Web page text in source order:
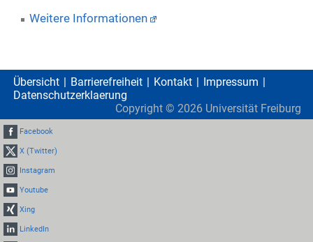
Weitere Informationen
Übersicht Barrierefreiheit Kontakt
Impressum
Datenschutzerklaerung
Copyright © 2026 Universität Freiburg
Facebook
X (Twitter)
Instagram
Youtube
Xing
LinkedIn